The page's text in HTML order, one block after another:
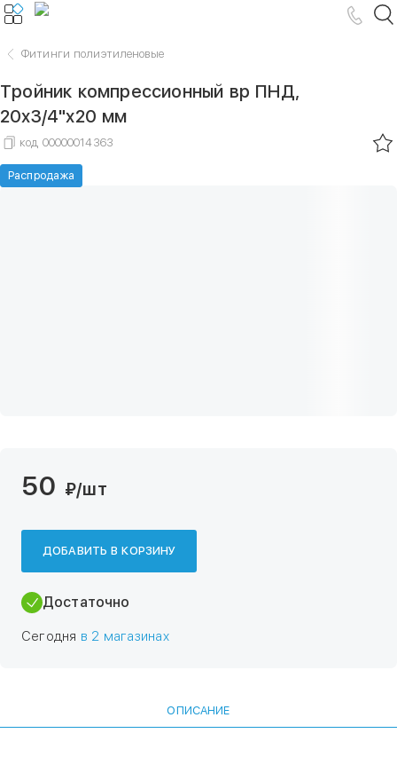
Фитинги полиэтиленовые
Тройник компрессионный вр ПНД,
20х3/4"х20 мм
код 00000014363
Распродажа
50 ₽/шт
ДОБАВИТЬ В КОРЗИНУ
Достаточно
Сегодня в 2 магазинах
ОПИСАНИЕ